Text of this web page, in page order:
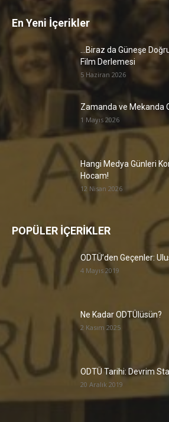
En Yeni İçerikler
…Biraz da Güneşe
Film Derlemesi
5 Haziran 2026
Zamanda ve Mekanda
1 Mayıs 2026
Hangi Medya Günleri
Hocam!
12 Nisan 2026
POPÜLER İÇERİKLER
ODTÜ’den Geçenler:
4 Mayıs 2019
Ne Kadar ODTÜlüsün?
2 Kasım 2025
ODTÜ Tarihi: Devrim
20 Aralık 2019